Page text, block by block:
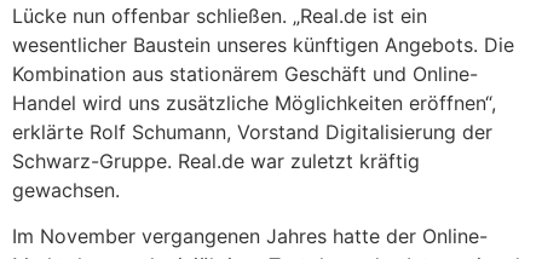
Lücke nun offenbar schließen. „Real.de ist ein
wesentlicher Baustein unseres künftigen Angebots. Die
Kombination aus stationärem Geschäft und Online-
Handel wird uns zusätzliche Möglichkeiten eröffnen“,
erklärte Rolf Schumann, Vorstand Digitalisierung der
Schwarz-Gruppe. Real.de war zuletzt kräftig
gewachsen.
Im November vergangenen Jahres hatte der Online-